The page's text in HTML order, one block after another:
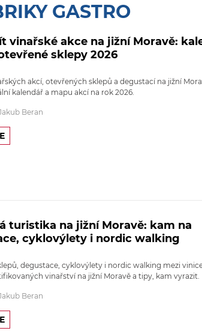
GASTRO
vinařské akce na jižní Moravě:
sklepy 2026
akcí, otevřených sklepů a degustací na jižní
kalendář a mapu akcí na rok 2026.
Beran
turistika na jižní Moravě: kam na
cyklovýlety i nordic walking
degustace, cyklovýlety i nordic walking mezi
vinařství na jižní Moravě a tipy, kam vyrazit.
Beran